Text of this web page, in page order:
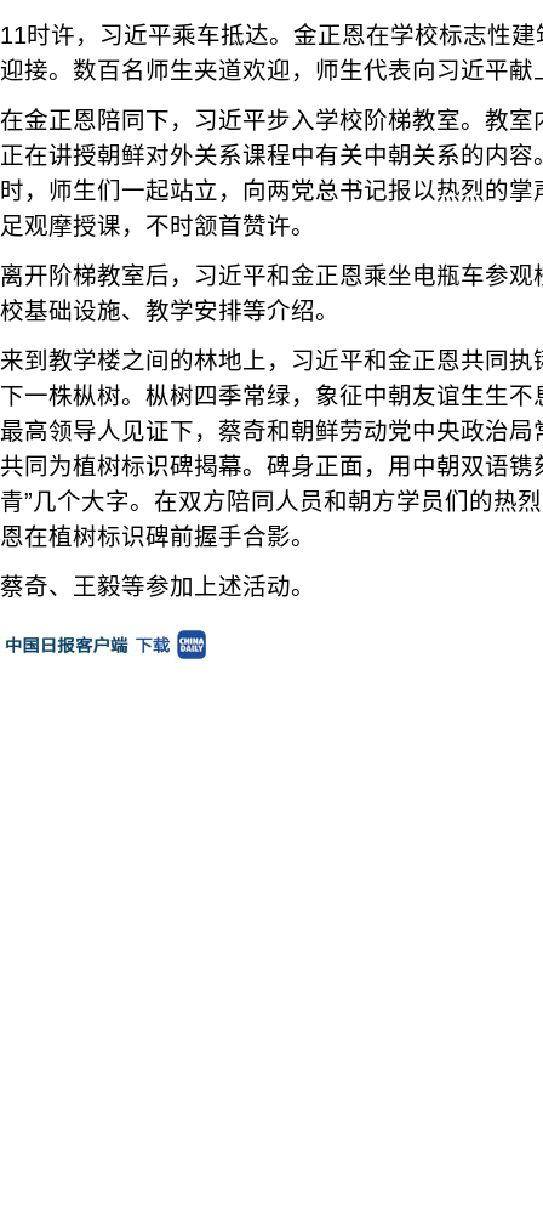
11时许，习近平乘车抵达。金正恩在学校标志性
迎接。数百名师生夹道欢迎，师生代表向习近平献
在金正恩陪同下，习近平步入学校阶梯教室。教
正在讲授朝鲜对外关系课程中有关中朝关系的内
时，师生们一起站立，向两党总书记报以热烈的
足观摩授课，不时颔首赞许。
离开阶梯教室后，习近平和金正恩乘坐电瓶车参
校基础设施、教学安排等介绍。
来到教学楼之间的林地上，习近平和金正恩共同
下一株枞树。枞树四季常绿，象征中朝友谊生生
最高领导人见证下，蔡奇和朝鲜劳动党中央政治
共同为植树标识碑揭幕。碑身正面，用中朝双语镌
青”几个大字。在双方陪同人员和朝方学员们的热
恩在植树标识碑前握手合影。
蔡奇、王毅等参加上述活动。